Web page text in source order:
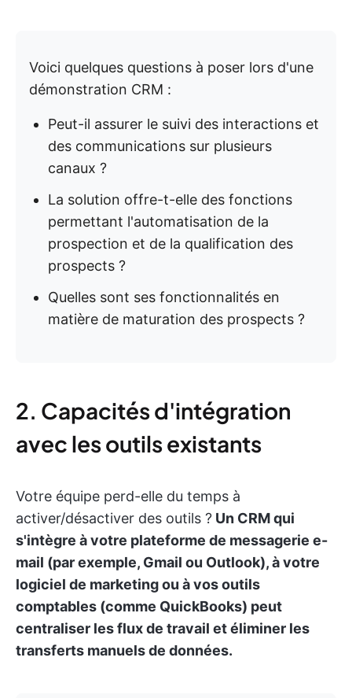
Voici quelques questions à poser lors d'une
démonstration CRM :
Peut-il assurer le suivi des interactions et
des communications sur plusieurs
canaux ?
La solution offre-t-elle des fonctions
permettant l'automatisation de la
prospection et de la qualification des
prospects ?
Quelles sont ses fonctionnalités en
matière de maturation des prospects ?
2. Capacités d'intégration
avec les outils existants
Votre équipe perd-elle du temps à
activer/désactiver des outils ? Un CRM qui
s'intègre à votre plateforme de messagerie e-
mail (par exemple, Gmail ou Outlook), à votre
logiciel de marketing ou à vos outils
comptables (comme QuickBooks) peut
centraliser les flux de travail et éliminer les
transferts manuels de données.